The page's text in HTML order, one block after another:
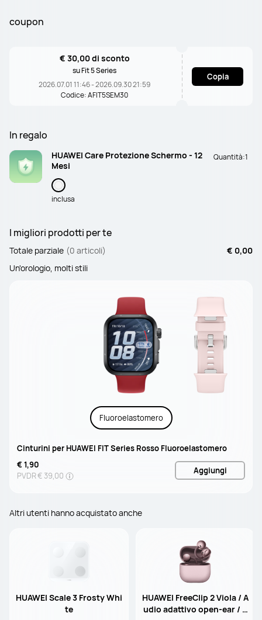
coupon
€ 30,00 di sconto
su Fit 5 Series
2026.07.01 11:46 - 2026.09.30 21:59
Codice: AFIT5SEM30
Copia
In regalo
HUAWEI Care Protezione Schermo - 12
Mesi
inclusa
Quantità:1
I migliori prodotti per te
Totale parziale (0 articoli)
€ 0,00
Un'orologio, molti stili
Fluoroelastomero
Cinturini per HUAWEI FIT Series Rosso Fluoroelastomero
€ 1,90
PVDR€ 39,00 Aggiungi
Altri utenti hanno acquistato anche
HUAWEI Scale 3 Frosty Whi
te
HUAWEI FreeClip 2 Viola / A
udio adattivo open-ear / 9